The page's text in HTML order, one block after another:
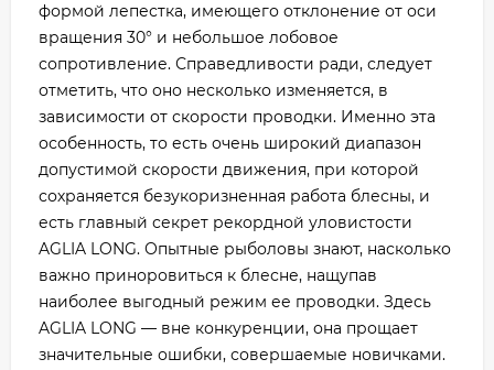
формой лепестка, имеющего отклонение от оси
вращения 30° и небольшое лобовое
сопротивление. Справедливости ради, следует
отметить, что оно несколько изменяется, в
зависимости от скорости проводки. Именно эта
особенность, то есть очень широкий диапазон
допустимой скорости движения, при которой
сохраняется безукоризненная работа блесны, и
есть главный секрет рекордной уловистости
AGLIA LONG. Опытные рыболовы знают, насколько
важно приноровиться к блесне, нащупав
наиболее выгодный режим ее проводки. Здесь
AGLIA LONG — вне конкуренции, она прощает
значительные ошибки, совершаемые новичками.